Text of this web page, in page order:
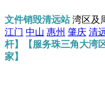
文件销毁清远站湾区及
江门 中山 惠州 肇庆 清
杆】【服务珠三角大湾
家】